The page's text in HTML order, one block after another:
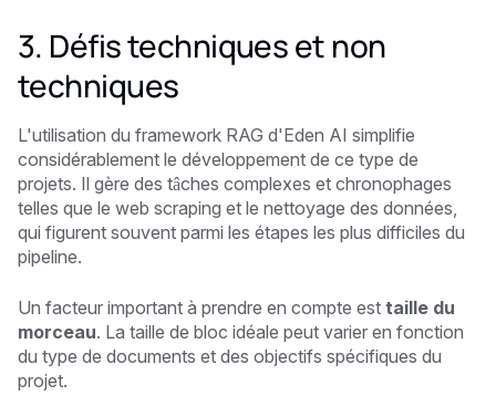
3. Défis techniques et non
techniques
L'utilisation du framework RAG d'Eden AI simplifie
considérablement le développement de ce type de
projets. Il gère des tâches complexes et chronophages
telles que le web scraping et le nettoyage des données,
qui figurent souvent parmi les étapes les plus difficiles du
pipeline.
Un facteur important à prendre en compte est taille du
morceau. La taille de bloc idéale peut varier en fonction
du type de documents et des objectifs spécifiques du
projet.